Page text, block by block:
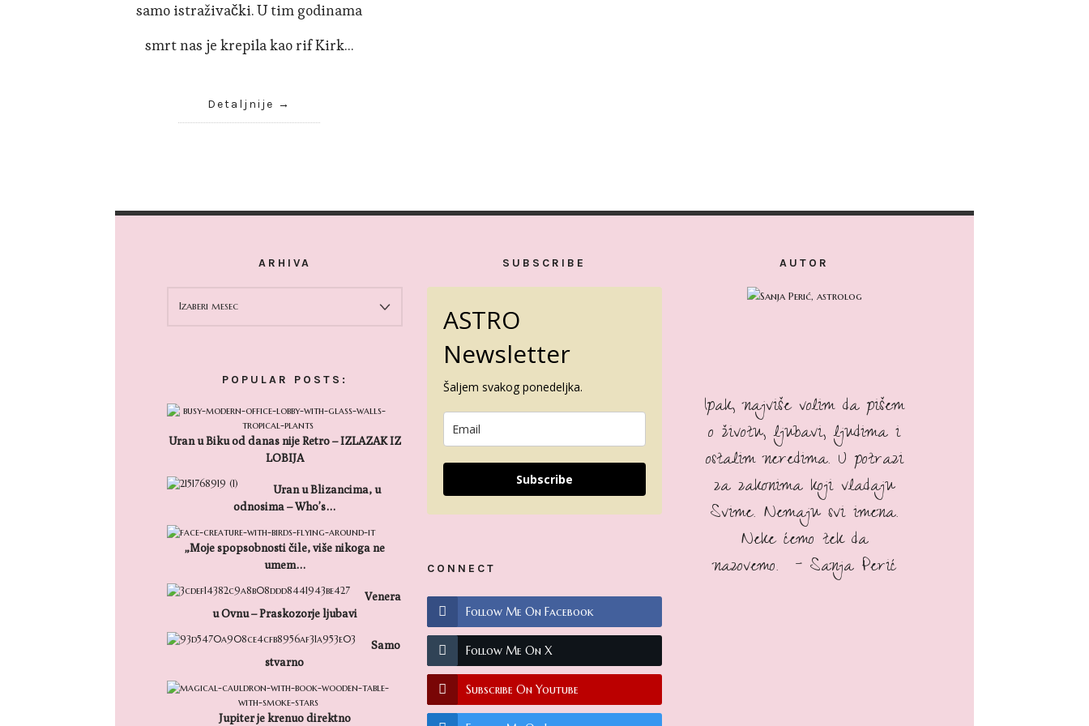
samo istraživački. U tim godinama
smrt nas je krepila kao rif Kirk…
Detaljnije
ARHIVA
POPULAR POSTS:
Uran u Biku od danas nije Retro – IZLAZAK IZ
LOBIJA
Uran u Blizancima, u
odnosima – Who’s…
„Moje spopsobnosti čile, više nikoga ne
umem…
Venera
u Ovnu – Praskozorje ljubavi
Samo
stvarno
Jupiter je krenuo direktno
SUBSCRIBE
ASTRO
Newsletter
Šaljem svakog ponedeljka.
Subscribe
CONNECT
Follow Me On Facebook
Follow Me On X
Subscribe On Youtube
AUTOR
Ipak, najviše volim da pišem
o životu, ljubavi, ljudima i
ostalim neredima. U potrazi
za zakonima koji vladaju
Svime. Nemaju svi imena.
Neke ćemo tek da
nazovemo. - Sanja Perić